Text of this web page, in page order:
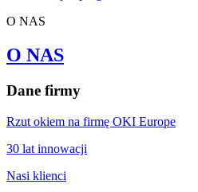
O NAS
O NAS
Dane firmy
Rzut okiem na firmę OKI Europe
30 lat innowacji
Nasi klienci